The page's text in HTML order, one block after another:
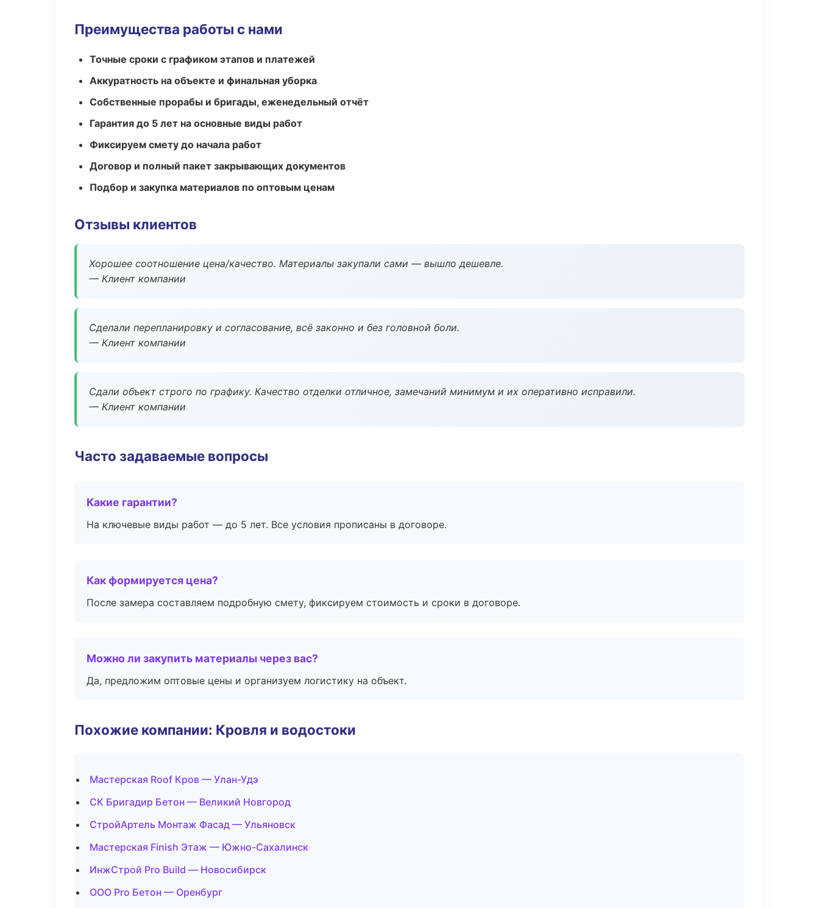
Преимущества работы с нами
Точные сроки с графиком этапов и платежей
Аккуратность на объекте и финальная уборка
Собственные прорабы и бригады, еженедельный отчёт
Гарантия до 5 лет на основные виды работ
Фиксируем смету до начала работ
Договор и полный пакет закрывающих документов
Подбор и закупка материалов по оптовым ценам
Отзывы клиентов
Хорошее соотношение цена/качество. Материалы закупали сами — вышло дешевле.
— Клиент компании
Сделали перепланировку и согласование, всё законно и без головной боли.
— Клиент компании
Сдали объект строго по графику. Качество отделки отличное, замечаний минимум и их оперативно исправили.
— Клиент компании
Часто задаваемые вопросы
Какие гарантии?
На ключевые виды работ — до 5 лет. Все условия прописаны в договоре.
Как формируется цена?
После замера составляем подробную смету, фиксируем стоимость и сроки в договоре.
Можно ли закупить материалы через вас?
Да, предложим оптовые цены и организуем логистику на объект.
Похожие компании: Кровля и водостоки
Мастерская Roof Кров — Улан-Удэ
СК Бригадир Бетон — Великий Новгород
СтройАртель Монтаж Фасад — Ульяновск
Мастерская Finish Этаж — Южно-Сахалинск
ИнжСтрой Pro Build — Новосибирск
ООО Pro Бетон — Оренбург